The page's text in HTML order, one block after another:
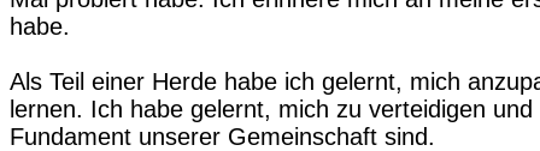
habe.
Als Teil einer Herde habe ich gelernt, mich
lernen. Ich habe gelernt, mich zu verteidigen
Fundament unserer Gemeinschaft sind.